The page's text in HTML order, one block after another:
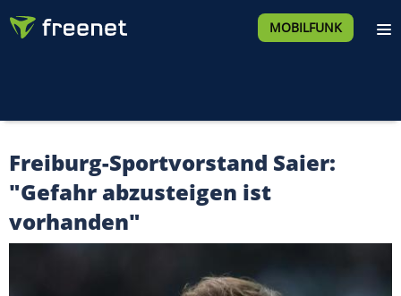
MOBILFUNK
Freiburg-Sportvorstand Saier:
"Gefahr abzusteigen ist
vorhanden"